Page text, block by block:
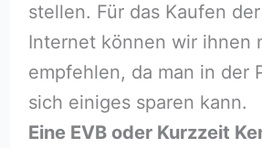
stellen. Für das Kaufen
Internet können wir ihnen
empfehlen, da man in der
sich einiges sparen kann.
Eine EVB oder Kurzzeit